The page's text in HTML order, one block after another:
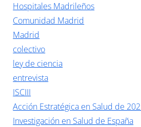
Hospitales Madrileños
Comunidad Madrid
Madrid
colectivo
ley de ciencia
entrevista
ISCIII
Acción Estratégica en Salud de
Investigación en Salud de España